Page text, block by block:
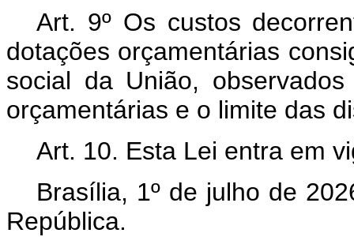
Art. 9º Os custos
dotações orçamentárias
social da União,
orçamentárias e o limite das
Art. 10. Esta Lei entra em
Brasília, 1º de julho de
República.